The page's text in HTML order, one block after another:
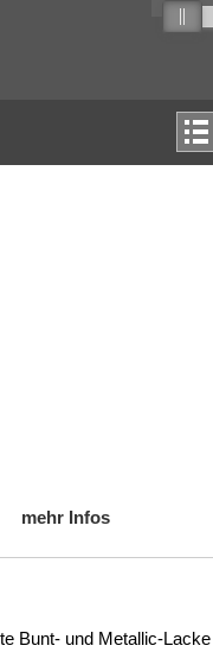
mehr Infos
Bunt- und Metallic-Lacke